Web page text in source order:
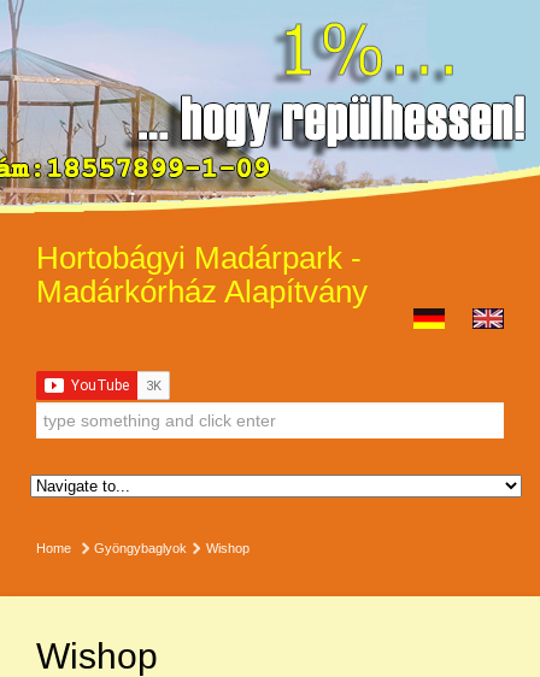
Hortobágyi Madárpark -
Madárkórház Alapítvány
Home Gyöngybaglyok Wishop
Wishop